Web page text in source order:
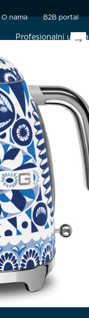
Profesionalni
O nama B2B portal